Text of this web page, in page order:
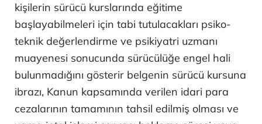
kişilerin sürücü kurslarında eğitime
başlayabilmeleri için tabi tutulacakları psiko-
teknik değerlendirme ve psikiyatri uzmanı
muayenesi sonucunda sürücülüğe engel hali
bulunmadığını gösterir belgenin sürücü kursuna
ibrazı, Kanun kapsamında verilen idari para
cezalarının tamamının tahsil edilmiş olması ve